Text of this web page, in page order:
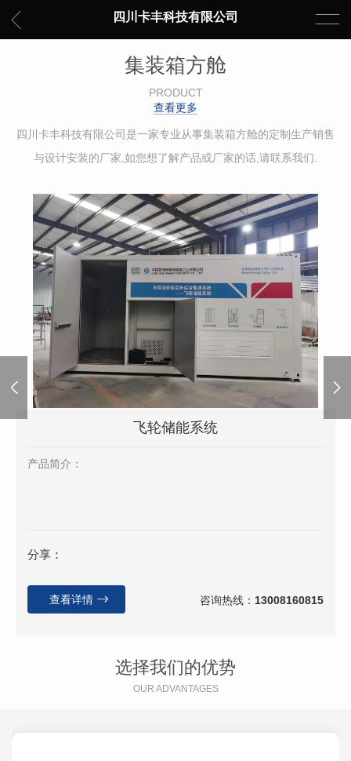
四川卡丰科技有限公司
集装箱方舱
PRODUCT
查看更多
四川卡丰科技有限公司是一家专业从事集装箱方舱的定制生产销售
与设计安装的厂家,如您想了解产品或厂家的话,请联系我们.
飞轮储能系统
产品简介：
分享：
查看详情 咨询热线： 13008160815
选择我们的优势
OUR ADVANTAGES